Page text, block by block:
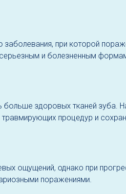
при которой
и болезненным
здоровых тканей зуба.
процедур и
ощущений, однако при
поражениями.